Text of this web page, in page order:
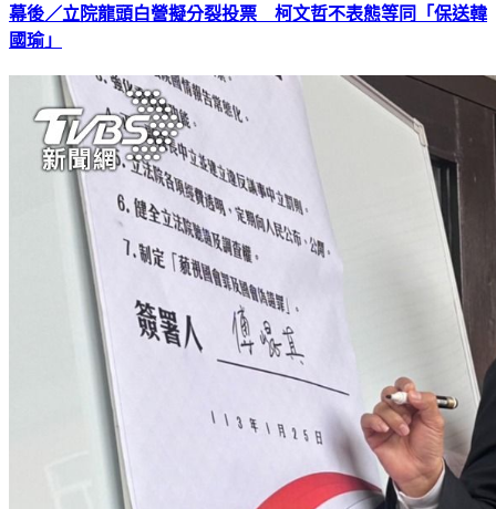
幕後／立院龍頭白營擬分裂投票 柯文哲不表態等同「保送韓
國瑜」